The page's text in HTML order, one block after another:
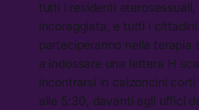
tutti i residenti
incoraggiata, e tutti i
parteciperanno nella terapia
a indossare una lettera H
incontrarsi in calzoncini
alle 5:30, davanti agli uffici